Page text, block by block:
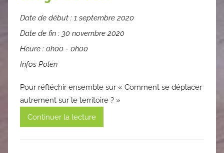
Date de début : 1 septembre 2020
Date de fin : 30 novembre 2020
Heure : 0h00 - 0h00
Infos Polen
Pour réfléchir ensemble sur « Comment se déplacer
autrement sur le territoire ? »
Continuer la lecture